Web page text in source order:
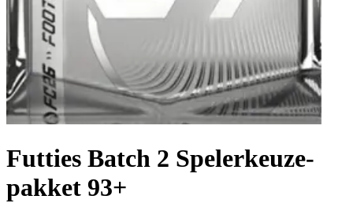
Futties Batch 2 Spelerkeuze-
pakket 93+